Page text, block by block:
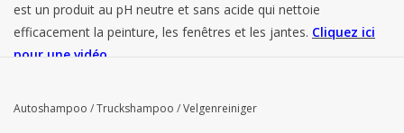
est un produit au pH neutre et sans acide qui nettoie
efficacement la peinture, les fenêtres et les jantes. Cliquez ici
pour une vidéo
Autoshampoo /Truckshampoo /Velgenreiniger